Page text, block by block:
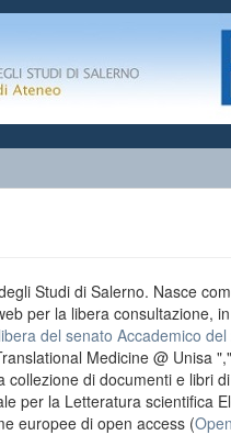
Studi di Salerno. Nasce
per la libera consultazione,
del senato Accademico
Medicine @ Unisa
collezione di documenti e libri
per la Letteratura scientifica
europee di open access (